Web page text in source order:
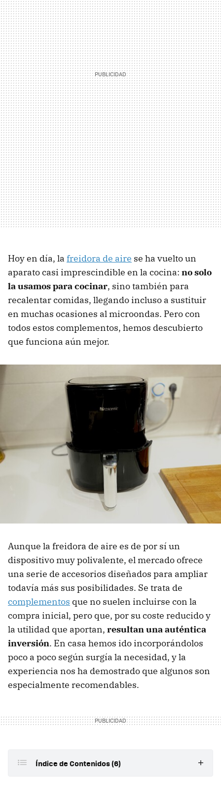
Hoy en día, la freidora de aire se ha vuelto un
aparato casi imprescindible en la cocina: no solo
la usamos para cocinar, sino también para
recalentar comidas, llegando incluso a sustituir
en muchas ocasiones al microondas. Pero con
todos estos complementos, hemos descubierto
que funciona aún mejor.
Aunque la freidora de aire es de por sí un
dispositivo muy polivalente, el mercado ofrece
una serie de accesorios diseñados para ampliar
todavía más sus posibilidades. Se trata de
complementos que no suelen incluirse con la
compra inicial, pero que, por su coste reducido y
la utilidad que aportan, resultan una auténtica
inversión. En casa hemos ido incorporándolos
poco a poco según surgía la necesidad, y la
experiencia nos ha demostrado que algunos son
especialmente recomendables.
Índice de Contenidos (6)